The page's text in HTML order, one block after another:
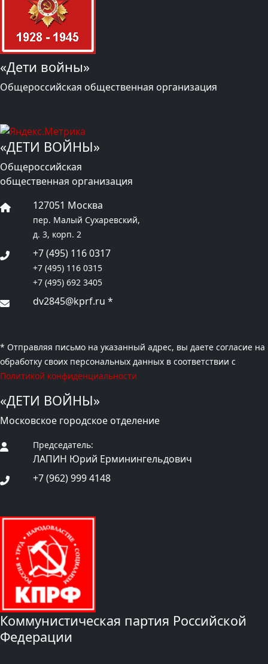
«Дети войны»
Общероссийская общественная организация
«ДЕТИ ВОЙНЫ»
Общероссийская
общественная организация
127051 Москва
пер. Малый Сухаревский,
д. 3, корп. 2
+7 (495) 116 0317
+7 (495) 116 0315
+7 (495) 692 3405
dv2845@kprf.ru *
* Отправляя письмо на указанный адрес, вы даете согласие на
обработку своих персональных данных в соответствии с
Политикой конфиденциальности
«ДЕТИ ВОЙНЫ»
Московское городское отделение
Председатель:
ЛАПИН Юрий Ерминингельдович
+7 (962) 999 4148
Коммунистическая партия Российской
Федерации